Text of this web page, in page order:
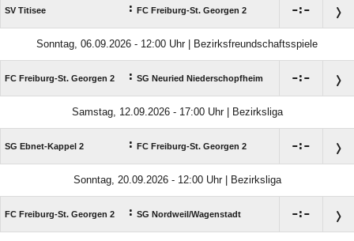
SV Titisee : FC Freiburg-St. Georgen 2 :
Sonntag, 06.09.2026 - 12:00 Uhr | Bezirksfreundschaftsspiele
FC Freiburg-St. Georgen 2 : SG Neuried Niederschopfheim :
Samstag, 12.09.2026 - 17:00 Uhr | Bezirksliga
SG Ebnet-Kappel 2 : FC Freiburg-St. Georgen 2 :
Sonntag, 20.09.2026 - 12:00 Uhr | Bezirksliga
FC Freiburg-St. Georgen 2 : SG Nordweil/​Wagenstadt :